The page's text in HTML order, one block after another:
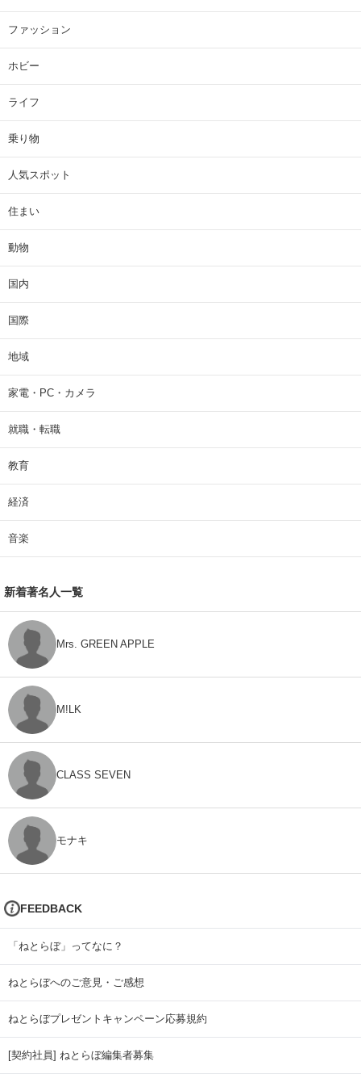
ファッション
ホビー
ライフ
乗り物
人気スポット
住まい
動物
国内
国際
地域
家電・PC・カメラ
就職・転職
教育
経済
音楽
新着著名人一覧
Mrs. GREEN APPLE
M!LK
CLASS SEVEN
モナキ
FEEDBACK
「ねとらぼ」ってなに？
ねとらぼへのご意見・ご感想
ねとらぼプレゼントキャンペーン応募規約
[契約社員] ねとらぼ編集者募集